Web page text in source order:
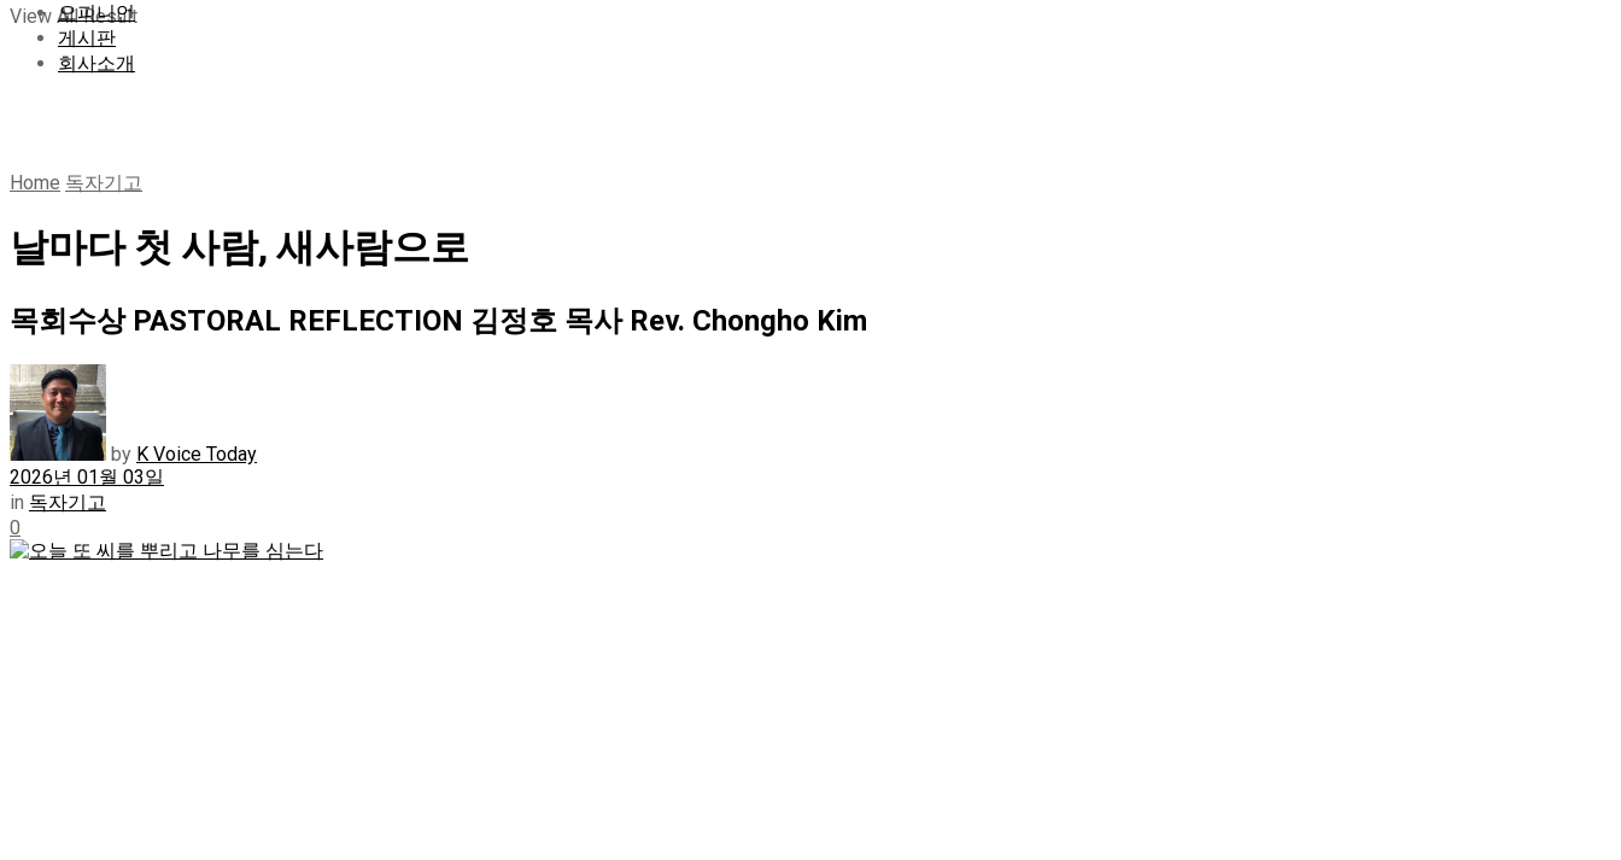
View All Result
오피니언
게시판
회사소개
Home 독자기고
날마다 첫 사람, 새사람으로
목회수상 PASTORAL REFLECTION 김정호 목사 Rev. Chongho Kim
by K Voice Today
2026년 01월 03일
in 독자기고
0